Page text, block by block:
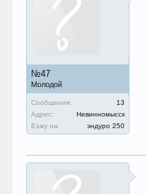
№47
Молодой
Сообщения:
13
Адрес:
Невинномысск
Езжу на:
эндуро 250